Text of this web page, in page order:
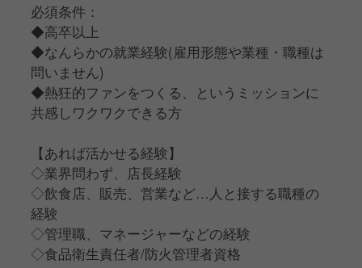
必須条件：
◆高卒以上
◆なんらかの就業経験(雇用形態や業種・職種は
問いません)
◆熱狂的ファンをつくる、というミッションに
共感しワクワクできる方
【あれば活かせる経験】
◇業界問わず、店長経験
◇飲食店、販売、営業など…人と接する職種の
経験
◇管理職、マネージャーなどの経験
◇食品衛生責任者/防火管理者資格